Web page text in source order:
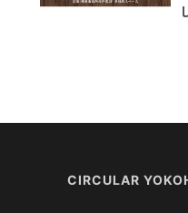
CIRCULAR